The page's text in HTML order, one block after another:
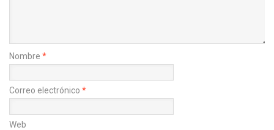
Nombre *
Correo electrónico *
Web